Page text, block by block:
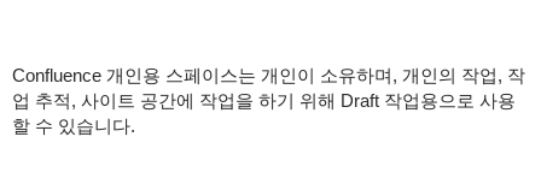
Confluence 개인용 스페이스는 개인이 소유하며, 개인의 작업, 작
업 추적, 사이트 공간에 작업을 하기 위해 Draft 작업용으로 사용
할 수 있습니다.